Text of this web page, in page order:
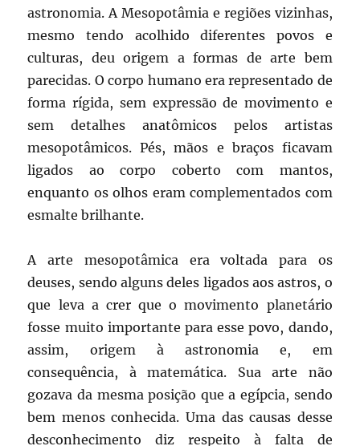
astronomia. A Mesopotâmia e regiões vizinhas,
mesmo tendo acolhido diferentes povos e
culturas, deu origem a formas de arte bem
parecidas. O corpo humano era representado de
forma rígida, sem expressão de movimento e
sem detalhes anatômicos pelos artistas
mesopotâmicos. Pés, mãos e braços ficavam
ligados ao corpo coberto com mantos,
enquanto os olhos eram complementados com
esmalte brilhante.
A arte mesopotâmica era voltada para os
deuses, sendo alguns deles ligados aos astros, o
que leva a crer que o movimento planetário
fosse muito importante para esse povo, dando,
assim, origem à astronomia e, em
consequência, à matemática. Sua arte não
gozava da mesma posição que a egípcia, sendo
bem menos conhecida. Uma das causas desse
desconhecimento diz respeito à falta de